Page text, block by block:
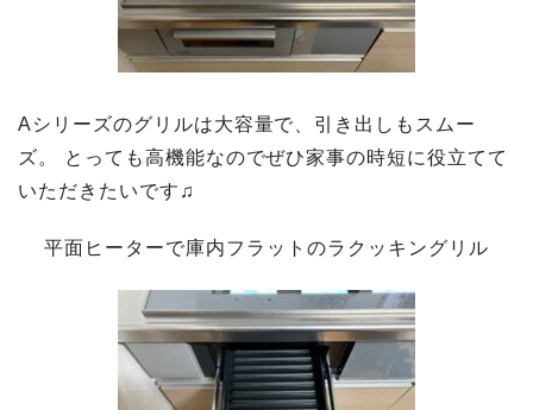
Aシリーズのグリルは大容量で、引き出しもスムー
ズ。 とっても高機能なのでぜひ家事の時短に役立てて
いただきたいです♫
平面ヒーターで庫内フラットのラクッキングリル